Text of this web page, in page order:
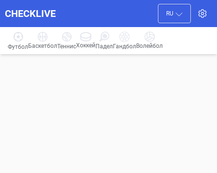
CHECKLIVE RU
Футбол БаскетболТеннисХоккей ПаделГандбол Волейбол